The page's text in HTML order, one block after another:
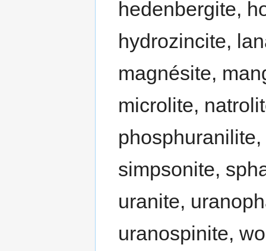
hedenbergite,
hydrozincite,
magnésite,
microlite,
simpsonite,
uranite,
uranospinite,